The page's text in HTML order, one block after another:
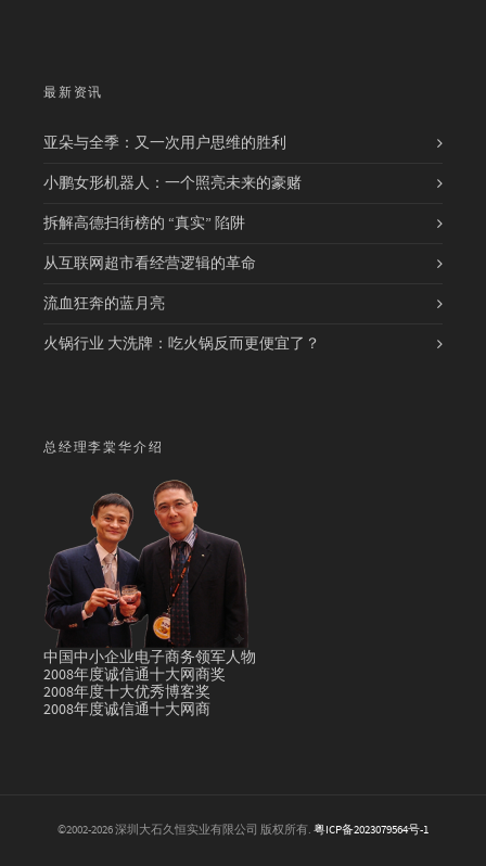
最新资讯
亚朵与全季：又一次用户思维的胜利
小鹏女形机器人：一个照亮未来的豪赌
拆解高德扫街榜的 “真实” 陷阱
从互联网超市看经营逻辑的革命
流血狂奔的蓝月亮
火锅行业 大洗牌：吃火锅反而更便宜了？
总经理李棠华介绍
中国中小企业电子商务领军人物
2008年度诚信通十大网商奖
2008年度十大优秀博客奖
2008年度诚信通十大网商
©2002-2026 深圳大石久恒实业有限公司 版权所有. 粤ICP备2023079564号-1